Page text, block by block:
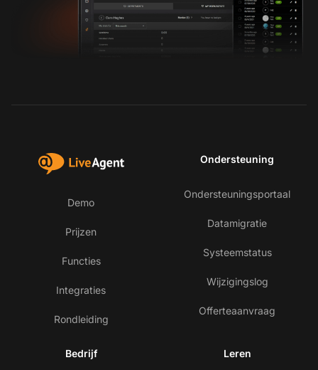
Demo
Prijzen
Functies
Integraties
Rondleiding
Ondersteuning
Ondersteuningsportaal
Datamigratie
Systeemstatus
Wijzigingslog
Offerteaanvraag
Bedrijf Leren